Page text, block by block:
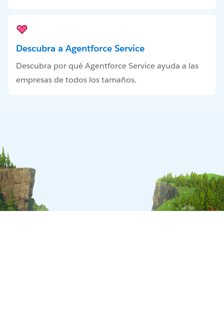
Descubra a Agentforce Service
Descubra por qué Agentforce Service ayuda a las
empresas de todos los tamaños.